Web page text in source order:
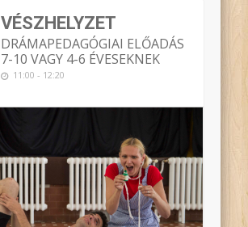
VÉSZHELYZET
DRÁMAPEDAGÓGIAI ELŐADÁS
7-10 VAGY 4-6 ÉVESEKNEK
11:00 - 12:20